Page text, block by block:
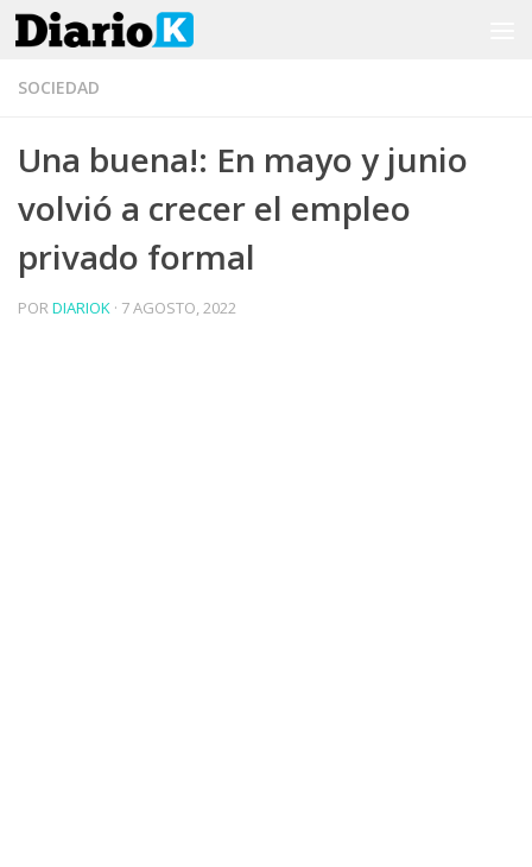
Saltar al contenido
SOCIEDAD
Una buena!: En mayo y junio
volvió a crecer el empleo
privado formal
PORDIARIOK · 7 AGOSTO, 2022